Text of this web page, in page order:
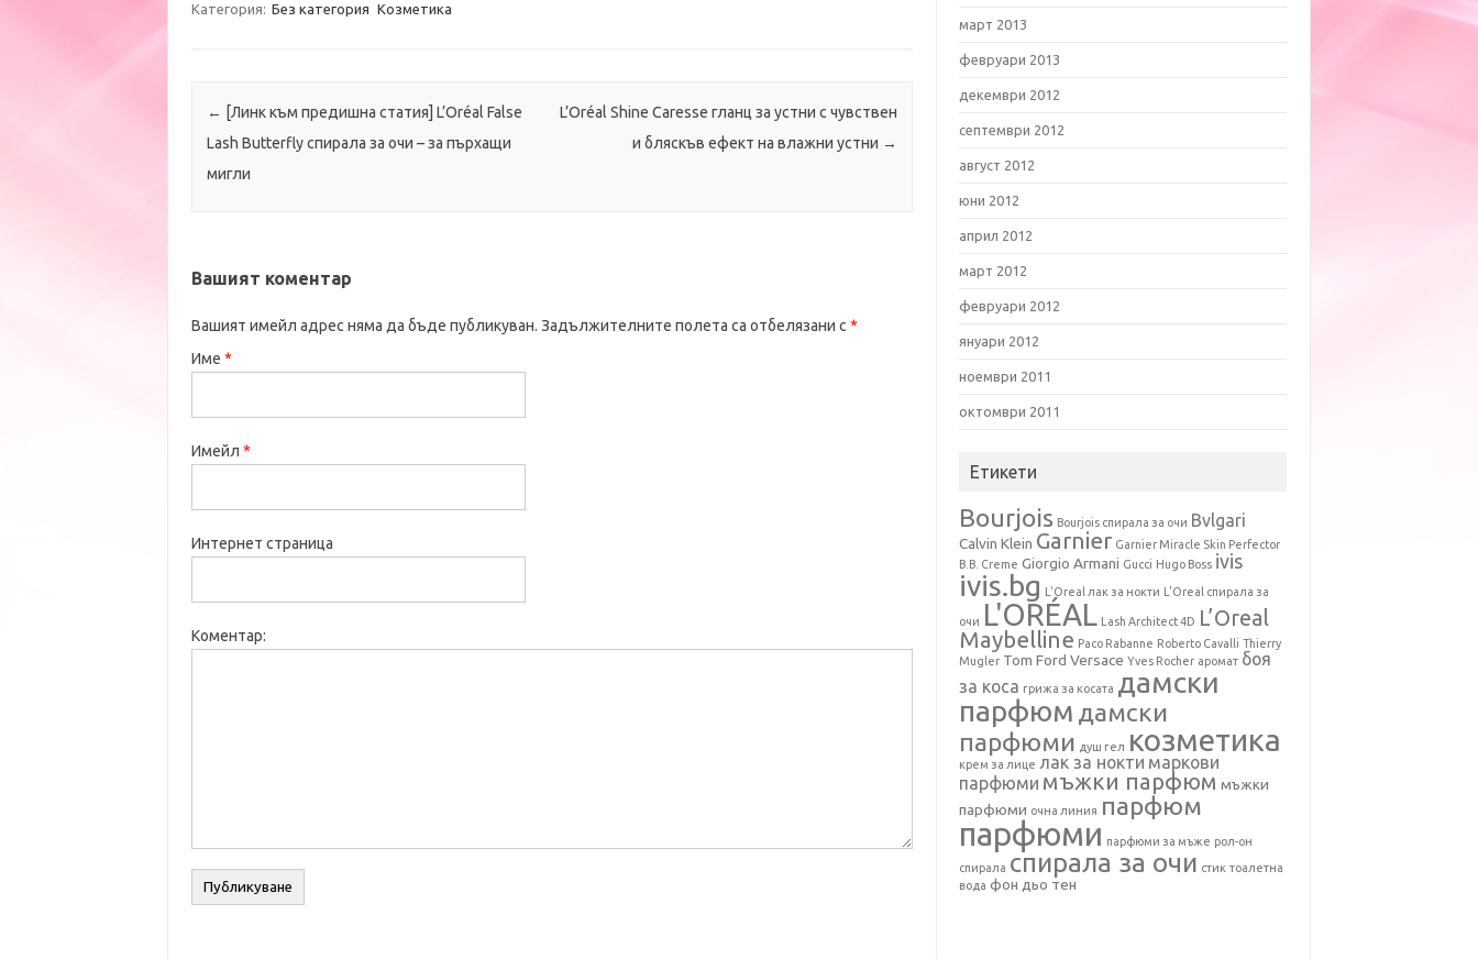
Категория: Без категория Козметика
Пост навигация
← [Линк към предишна статия] L’Oréal False
Lash Butterfly спирала за очи – за пърхащи
мигли
L’Oréal Shine Caresse гланц за устни с чувствен
и бляскъв ефект на влажни устни →
Вашият коментар
Вашият имейл адрес няма да бъде публикуван. Задължителните полета са отбелязани с*
Име *
Имейл *
Интернет страница
Коментар:
март 2013
февруари 2013
декември 2012
септември 2012
август 2012
юни 2012
април 2012
март 2012
февруари 2012
януари 2012
ноември 2011
октомври 2011
Етикети
Bourjois Bourjois спирала за очи Bvlgari
Calvin Klein Garnier Garnier Miracle Skin Perfector
B.B. Creme Giorgio Armani Gucci Hugo Boss ivis
ivis.bg L'Oreal лак за нокти L'Oreal спирала за
очи L'ORÉAL Lash Architect 4D L’Oreal
Maybelline Paco Rabanne Roberto Cavalli Thierry
Mugler Tom Ford Versace Yves Rocher аромат боя
за коса грижа за косата дамски
парфюм дамски
парфюми душ гел козметика
крем за лице лак за нокти маркови
парфюми мъжки парфюм мъжки
парфюми очна линия парфюм
парфюми парфюми за мъже рол-он
спирала спирала за очи стик тоалетна
вода фон дьо тен